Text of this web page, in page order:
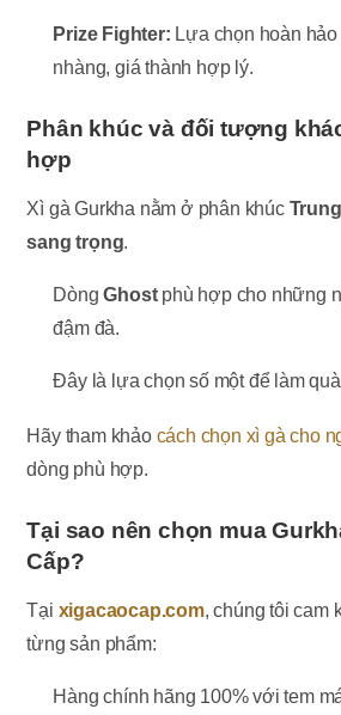
Prize Fighter: Lựa chọn hoàn
nhàng, giá thành hợp lý.
Phân khúc và đối tượng
hợp
Xì gà Gurkha nằm ở phân khúc
sang trọng.
DòngGhostphù hợp cho những
đậm đà.
Đây là lựa chọn số một để làm
Hãy tham khảo cách chọn xì gà cho
dòng phù hợp.
Tại sao nên chọn mua
Cấp?
Tại xigacaocap.com, chúng tôi cam
từng sản phẩm:
Hàng chính hãng 100% với tem